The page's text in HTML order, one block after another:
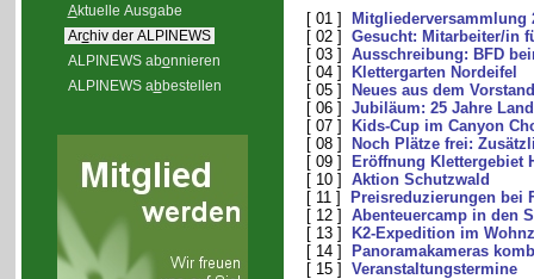
Aktuelle Ausgabe
Archiv der ALPINEWS
ALPINEWS abonnieren
ALPINEWS abbestellen
[ 01 ]
Mitgliederversammlung
[ 02 ] Gesucht: Mitarbeiter/in
[ 03 ] Ausschreibung: BFD
[ 04 ]
Klettergarten Nordeifel
[ 05 ]
Neues aus dem
[ 06 ] Jubiläum: 25 Jahre
[ 07 ]
Kids-Cup im Canyon
[ 08 ]
Noch Plätze frei:
[ 09 ]
Eröffnung Klettergebiet
[ 10 ] Aktion Schutzwald
[ 11 ]
Preisreduzierungen bei
[ 12 ] Abenteuercamp in den
[ 13 ]
K2-Expedition im
[ 14 ]
Panoramakameras
[ 15 ] Veranstaltungstermine